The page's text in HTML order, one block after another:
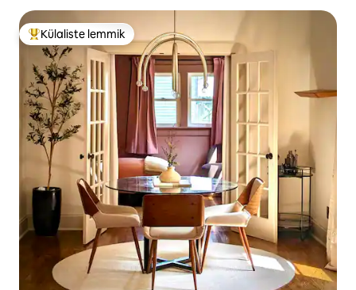
Külaliste suur lemmik
Külaliste lemmik